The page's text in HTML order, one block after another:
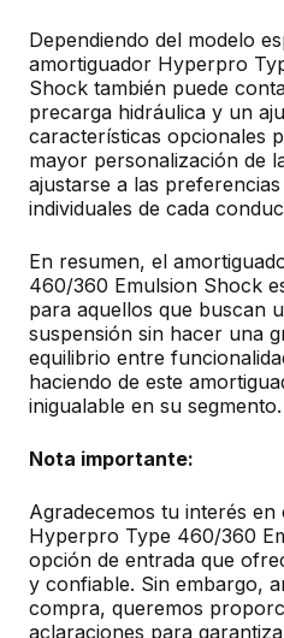
Dependiendo del modelo
amortiguador Hyperpro
Shock también puede
precarga hidráulica y un
características opcionales
mayor personalización de
ajustarse a las
individuales de cada
En resumen, el
460/360 Emulsion Shock
para aquellos que buscan
suspensión sin hacer una
equilibrio entre
haciendo de este
inigualable en su segmento.
Nota importante:
Agradecemos tu interés
Hyperpro Type 460/360
opción de entrada que
y confiable. Sin embargo,
compra, queremos
aclaraciones para